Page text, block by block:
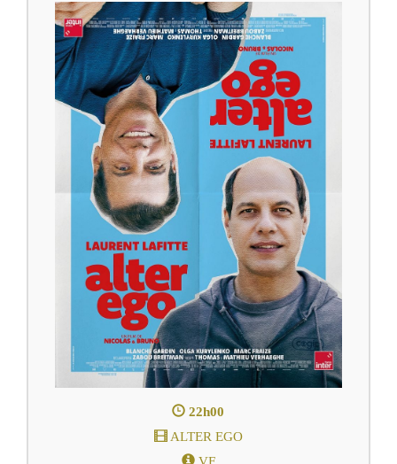
22h00
ALTER EGO